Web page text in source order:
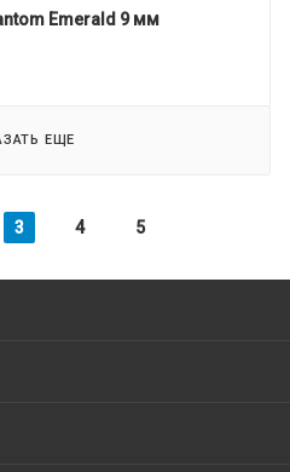
Emerald 9 мм
ЕЩЕ
3 4 5